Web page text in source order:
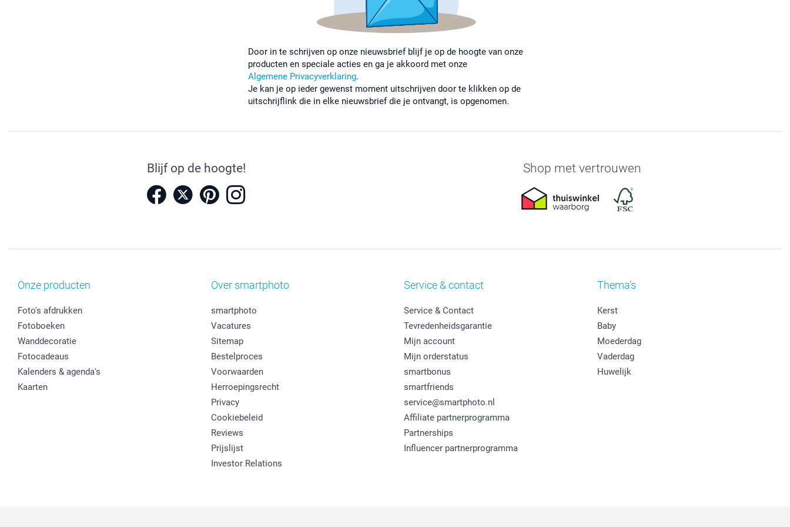
Door in te schrijven op onze nieuwsbrief blijf je op de hoogte van onze
producten en speciale acties en ga je akkoord met onze
Algemene Privacyverklaring.
Je kan je op ieder gewenst moment uitschrijven door te klikken op de
uitschrijflink die in elke nieuwsbrief die je ontvangt, is opgenomen.
Blijf op de hoogte! Shop met vertrouwen
Onze producten
Foto's afdrukken
Fotoboeken
Wanddecoratie
Fotocadeaus
Kalenders & agenda's
Kaarten
Over smartphoto
smartphoto
Vacatures
Sitemap
Bestelproces
Voorwaarden
Herroepingsrecht
Privacy
Cookiebeleid
Reviews
Prijslijst
Investor Relations
Service & contact
Service & Contact
Tevredenheidsgarantie
Mijn account
Mijn orderstatus
smartbonus
smartfriends
service@smartphoto.nl
Affiliate partnerprogramma
Partnerships
Influencer partnerprogramma
Thema's
Kerst
Baby
Moederdag
Vaderdag
Huwelijk